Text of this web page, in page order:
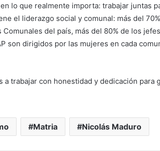
lo que realmente importa: trabajar juntas
el liderazgo social y comunal: más del
del país, más del 80% de los
son dirigidos por las mujeres en cada
trabajar con honestidad y dedicación para
Matria Nicolás Maduro